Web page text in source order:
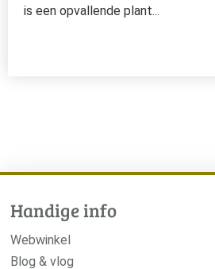
is een opvallende plant...
Handige info
Webwinkel
Blog & vlog